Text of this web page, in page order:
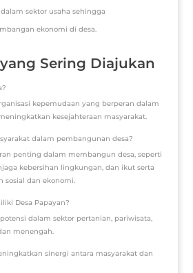
sektor usaha sehingga
ekonomi di desa.
Sering Diajukan
kepemudaan yang berperan dalam
kesejahteraan masyarakat.
dalam pembangunan desa?
penting dalam membangun desa, seperti
kebersihan lingkungan, dan ikut serta
sosial dan ekonomi.
Desa Papayan?
dalam sektor pertanian, pariwisata,
menengah.
sinergi antara masyarakat dan